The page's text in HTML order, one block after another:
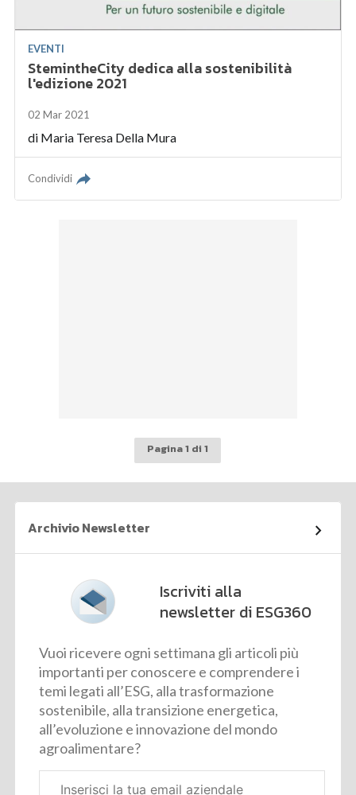
EVENTI
StemintheCity dedica alla sostenibilità
l'edizione 2021
02 Mar 2021
di Maria Teresa Della Mura
Condividi
Pagina 1 di 1
Archivio Newsletter
Iscriviti alla
newsletter di ESG360
Vuoi ricevere ogni settimana gli articoli più
importanti per conoscere e comprendere i
temi legati all’ESG, alla trasformazione
sostenibile, alla transizione energetica,
all’evoluzione e innovazione del mondo
agroalimentare?